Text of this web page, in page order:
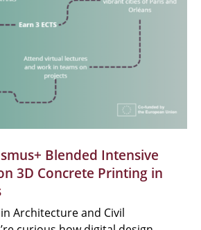
Blended Intensive
3D Concrete Printing in
Architecture and Civil